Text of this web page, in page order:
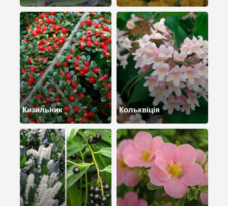
Кизильник Кольквіція